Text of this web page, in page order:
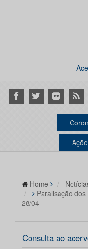
Facebook
Twitter Flickr RSS
Home
Paralisação
28/04
Consulta ao